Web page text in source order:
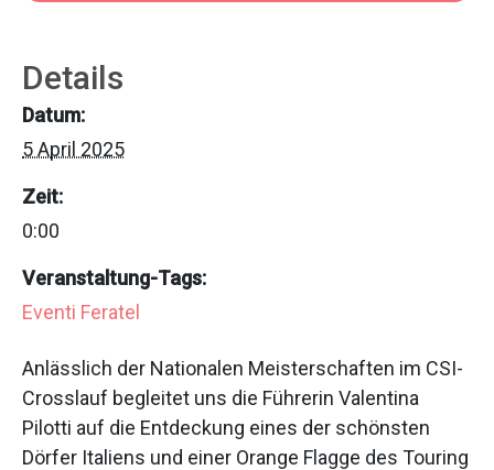
Details
Datum:
5 April 2025
Zeit:
0:00
Veranstaltung-Tags:
Eventi Feratel
Anlässlich der Nationalen Meisterschaften im CSI-
Crosslauf begleitet uns die Führerin Valentina
Pilotti auf die Entdeckung eines der schönsten
Dörfer Italiens und einer Orange Flagge des Touring